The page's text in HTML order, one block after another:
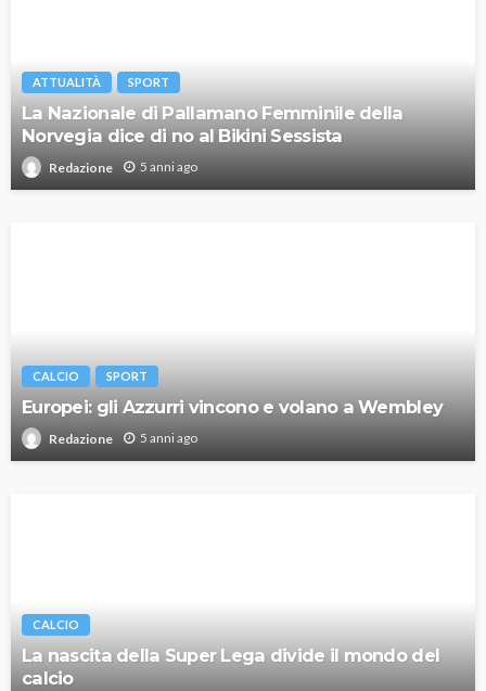
ATTUALITÀ SPORT
La Nazionale di Pallamano Femminile della
Norvegia dice di no al Bikini Sessista
Redazione 5 anni ago
CALCIO SPORT
Europei: gli Azzurri vincono e volano a Wembley
Redazione 5 anni ago
CALCIO
La nascita della Super Lega divide il mondo del
calcio